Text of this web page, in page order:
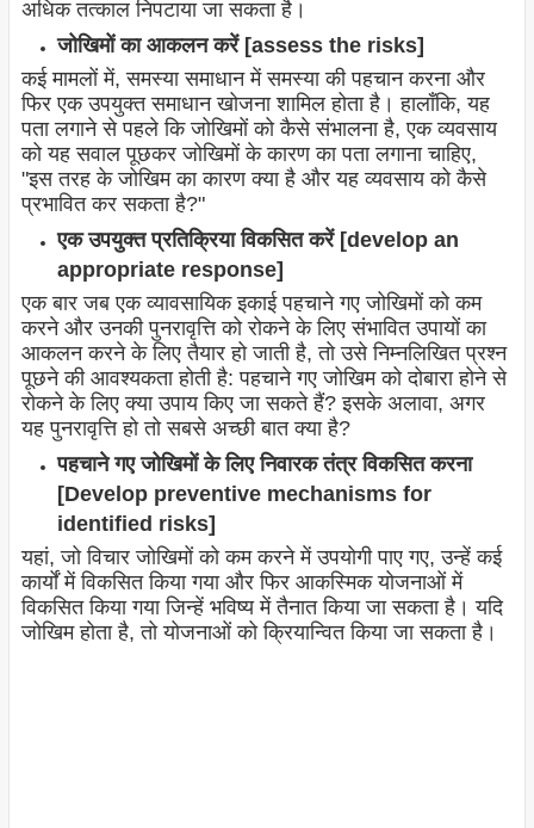
अधिक तत्काल निपटाया जा सकता है।
जोखिमों का आकलन करें [assess the risks]
कई मामलों में, समस्या समाधान में समस्या की पहचान करना और
फिर एक उपयुक्त समाधान खोजना शामिल होता है। हालाँकि, यह
पता लगाने से पहले कि जोखिमों को कैसे संभालना है, एक व्यवसाय
को यह सवाल पूछकर जोखिमों के कारण का पता लगाना चाहिए,
"इस तरह के जोखिम का कारण क्या है और यह व्यवसाय को कैसे
प्रभावित कर सकता है?"
एक उपयुक्त प्रतिक्रिया विकसित करें [develop an
appropriate response]
एक बार जब एक व्यावसायिक इकाई पहचाने गए जोखिमों को कम
करने और उनकी पुनरावृत्ति को रोकने के लिए संभावित उपायों का
आकलन करने के लिए तैयार हो जाती है, तो उसे निम्नलिखित प्रश्न
पूछने की आवश्यकता होती है: पहचाने गए जोखिम को दोबारा होने से
रोकने के लिए क्या उपाय किए जा सकते हैं? इसके अलावा, अगर
यह पुनरावृत्ति हो तो सबसे अच्छी बात क्या है?
पहचाने गए जोखिमों के लिए निवारक तंत्र विकसित करना
[Develop preventive mechanisms for
identified risks]
यहां, जो विचार जोखिमों को कम करने में उपयोगी पाए गए, उन्हें कई
कार्यों में विकसित किया गया और फिर आकस्मिक योजनाओं में
विकसित किया गया जिन्हें भविष्य में तैनात किया जा सकता है। यदि
जोखिम होता है, तो योजनाओं को क्रियान्वित किया जा सकता है।